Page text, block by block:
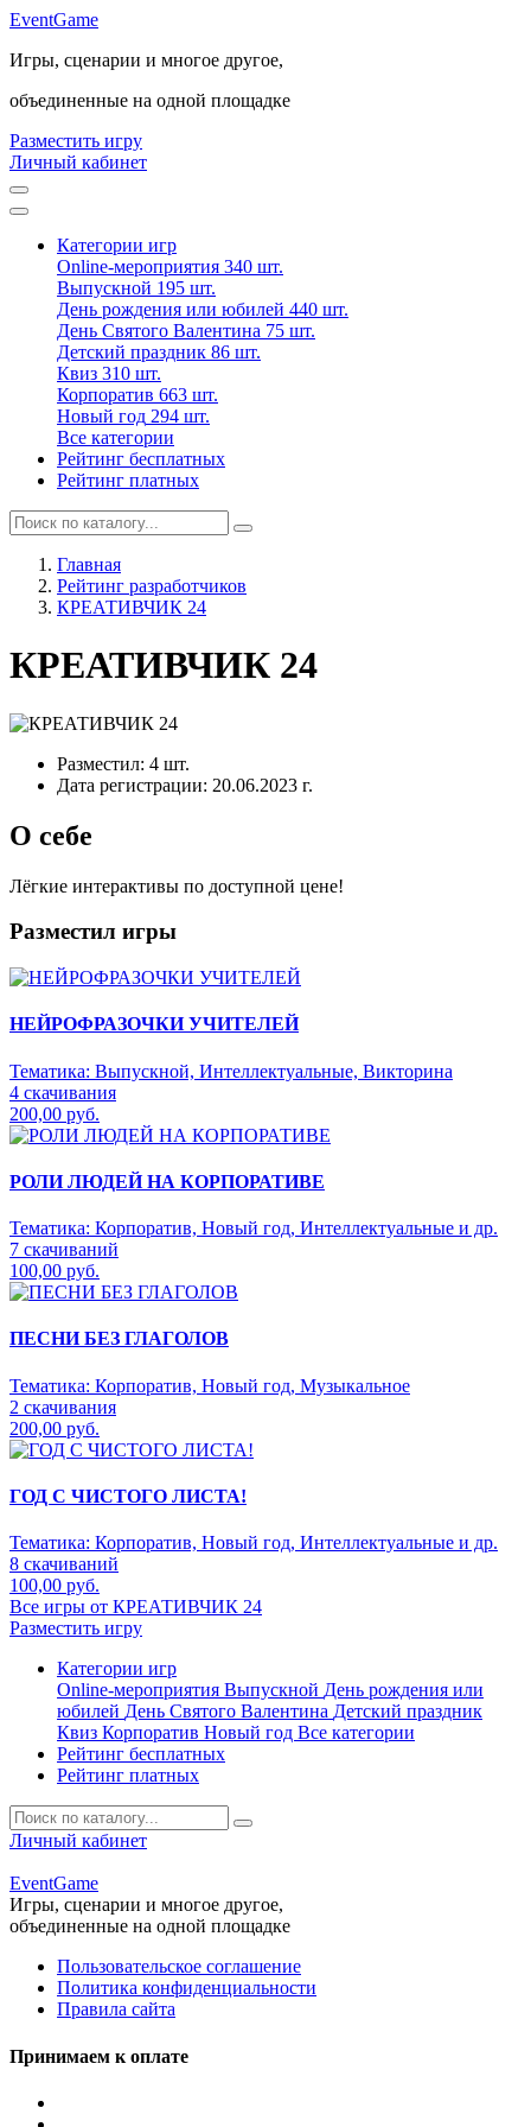
EventGame
Игры, сценарии и многое другое,
объединенные на одной площадке
Разместить игру
Личный кабинет
Категории игр
Online-мероприятия 340 шт.
Выпускной 195 шт.
День рождения или юбилей 440 шт.
День Святого Валентина 75 шт.
Детский праздник 86 шт.
Квиз 310 шт.
Корпоратив 663 шт.
Новый год 294 шт.
Все категории
Рейтинг бесплатных
Рейтинг платных
Главная
Рейтинг разработчиков
КРЕАТИВЧИК 24
КРЕАТИВЧИК 24
Разместил: 4 шт.
Дата регистрации: 20.06.2023 г.
О себе
Лёгкие интерактивы по доступной цене!
Разместил игры
НЕЙРОФРАЗОЧКИ УЧИТЕЛЕЙ
Тематика: Выпускной, Интеллектуальные, Викторина
4 скачивания
200,00 руб.
РОЛИ ЛЮДЕЙ НА КОРПОРАТИВЕ
Тематика: Корпоратив, Новый год, Интеллектуальные и др.
7 скачиваний
100,00 руб.
ПЕСНИ БЕЗ ГЛАГОЛОВ
Тематика: Корпоратив, Новый год, Музыкальное
2 скачивания
200,00 руб.
ГОД С ЧИСТОГО ЛИСТА!
Тематика: Корпоратив, Новый год, Интеллектуальные и др.
8 скачиваний
100,00 руб.
Все игры от КРЕАТИВЧИК 24
Разместить игру
Категории игр
Online-мероприятия Выпускной День рождения или
юбилей День Святого Валентина Детский праздник
Квиз Корпоратив Новый год Все категории
Рейтинг бесплатных
Рейтинг платных
Личный кабинет
EventGame
Игры, сценарии и многое другое,
объединенные на одной площадке
Пользовательское соглашение
Политика конфиденциальности
Правила сайта
Принимаем к оплате